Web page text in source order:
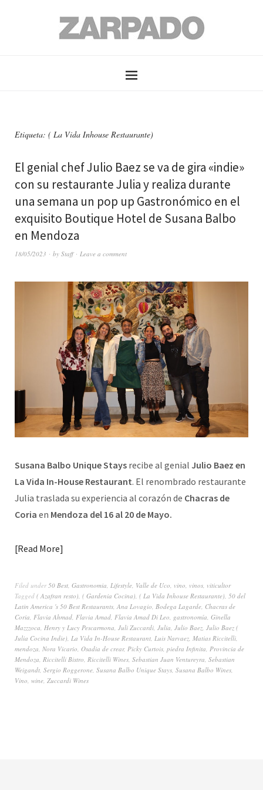
Etiqueta: ( La Vida Inhouse Restaurante)
El genial chef Julio Baez se va de gira «indie»
con su restaurante Julia y realiza durante
una semana un pop up Gastronómico en el
exquisito Boutique Hotel de Susana Balbo
en Mendoza
18/05/2023 by Staff Leave a comment
Susana Balbo Unique Stays recibe al genial Julio Baez en
La Vida In-House Restaurant. El renombrado restaurante
Julia traslada su experiencia al corazón de Chacras de
Coria en Mendoza del 16 al 20 de Mayo.
Read More
Filed under50 Best, Gastronomia, Lifestyle, Valle de Uco, vino, vinos, viticultor
Tagged ( Azafran resto), ( Gardenia Cocina), ( La Vida Inhouse Restaurante), 50 del
Latin America 's 50 Best Restaurants, Ana Lovagio, Bodega Lagarde, Chacras de
Coria, Flavia Ahmad, Flavia Amad, Flavia Amad Di Leo, gastronomía, Ginella
Mazzzoca, Henry y Lucy Pescarmona, Juli Zuccardi, Julia, Julio Baez, Julio Baez (
Julia Cocina Indie), La Vida In-House Restaurant, Luis Narvaez, Matias Riccitelli,
mendoza, Nora Vicario, Osadia de crear, Picky Curtois, piedra Infinita, Provincia de
Mendoza, Riccitelli Bistro, Riccitelli Wines, Sebastian Juan Ventureyra, Sebastian
Weigandt, Sergio Roggerone, Susana Balbo Unique Stays, Susana Balbo Wines,
Vino, wine, Zuccardi Wines